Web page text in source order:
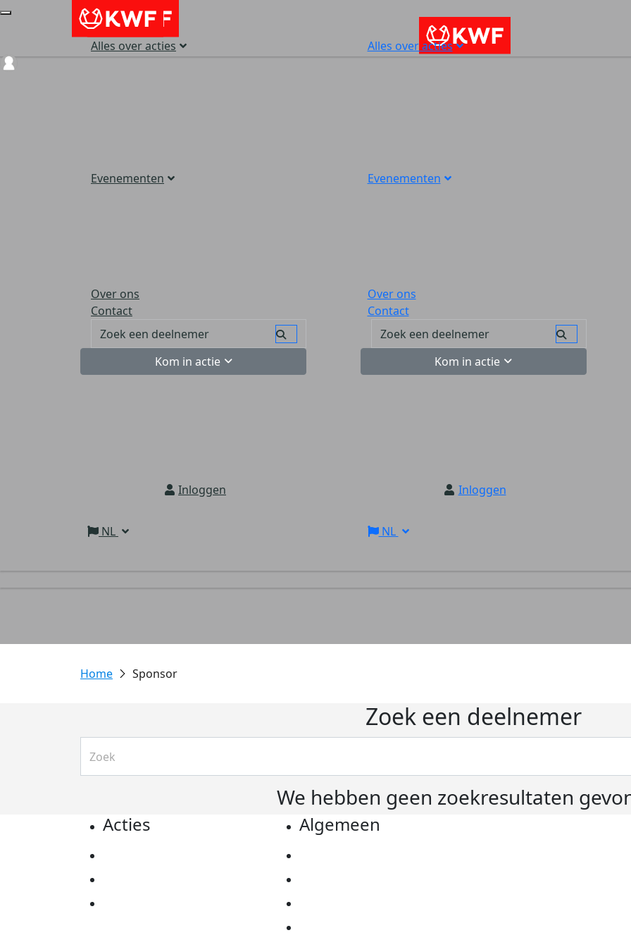
Alles over acties
Evenementen
Over ons
Contact
Kom in actie
Inloggen
NL
Alles over acties
Evenementen
Over ons
Contact
Kom in actie
Inloggen
NL
Sponsor
Zoek een deelnemer
We hebben geen zoekresultaten
Acties Algemeen